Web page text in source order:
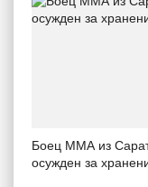
Боец ММА из
осужден за